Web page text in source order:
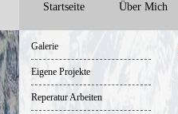
Startseite Über Mich
Galerie
Eigene Projekte
Reperatur Arbeiten